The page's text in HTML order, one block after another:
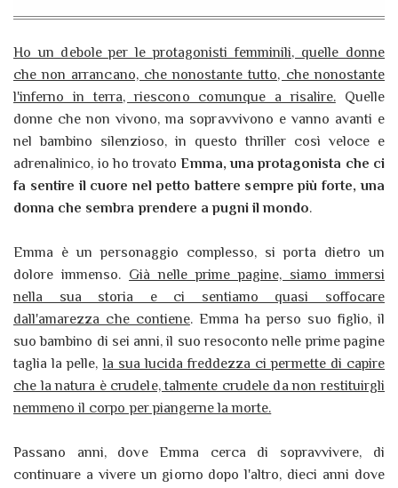
Ho un debole per le protagonisti femminili, quelle donne
che non arrancano, che nonostante tutto, che nonostante
l'inferno in terra, riescono comunque a risalire.Quelle
donne che non vivono, ma sopravvivono e vanno avanti e
nel bambino silenzioso, in questo thriller così veloce e
adrenalinico, io ho trovatoEmma, una protagonista che ci
fa sentire il cuore nel petto battere sempre più forte, una
donna che sembra prendere a pugni il mondo.
Emma è un personaggio complesso, si porta dietro un
dolore immenso. Già nelle prime pagine, siamo immersi
nella sua storia e ci sentiamo quasi soffocare
dall'amarezza che contiene. Emma ha perso suo figlio, il
suo bambino di sei anni, il suo resoconto nelle prime pagine
taglia la pelle,la sua lucida freddezza ci permette di capire
che la natura è crudele, talmente crudele da non restituirgli
nemmeno il corpo per piangerne la morte.
Passano anni, dove Emma cerca di sopravvivere, di
continuare a vivere un giorno dopo l'altro, dieci anni dove